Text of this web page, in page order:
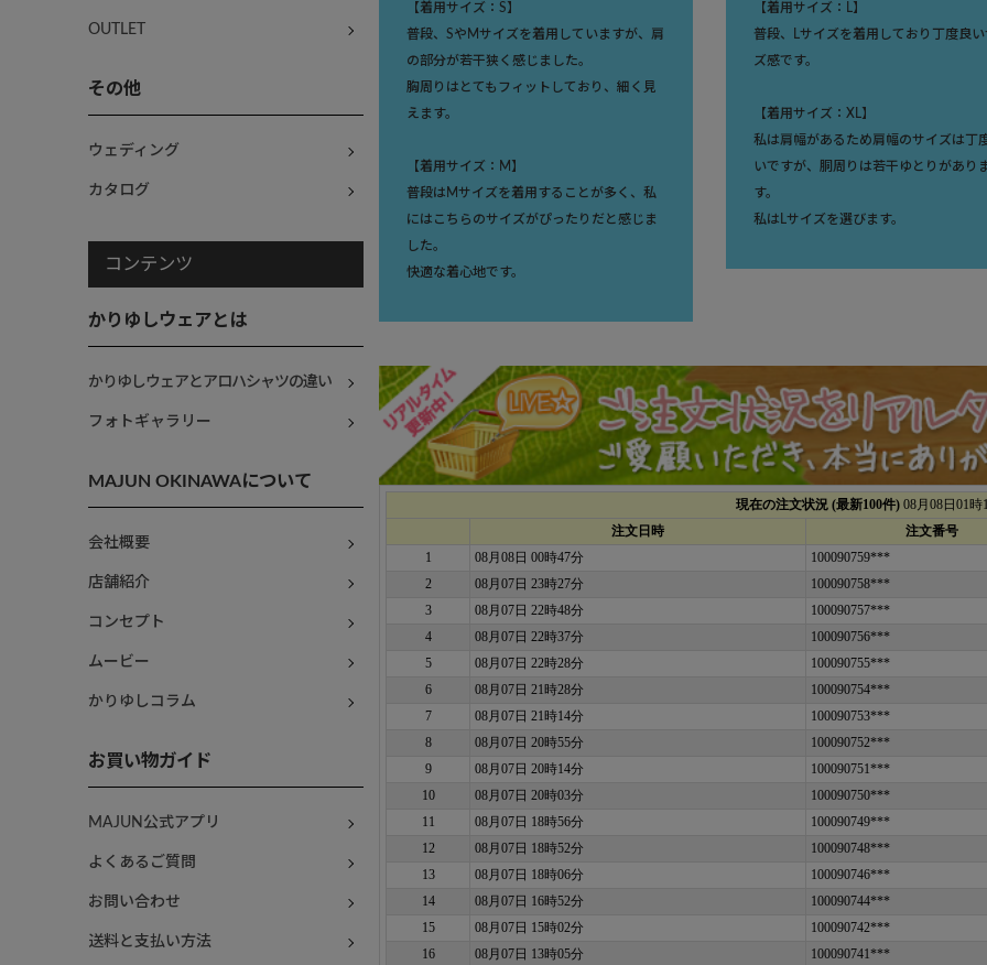
OUTLET
その他
ウェディング
カタログ
コンテンツ
かりゆしウェアとは
かりゆしウェアとアロハシャツの違い
フォトギャラリー
MAJUN OKINAWAについて
会社概要
店舗紹介
コンセプト
ムービー
かりゆしコラム
お買い物ガイド
MAJUN公式アプリ
よくあるご質問
お問い合わせ
送料と支払い方法
【着用サイズ：S】
普段、SやMサイズを着用していますが、肩
の部分が若干狭く感じました。
胸周りはとてもフィットしており、細く見
えます。
【着用サイズ：M】
普段はMサイズを着用することが多く、私
にはこちらのサイズがぴったりだと感じま
した。
快適な着心地です。
【着用サイズ：L】
普段、Lサイズを着用しており丁度良
ズ感です。
【着用サイズ：XL】
私は肩幅があるため肩幅のサイズは丁
いですが、胴周りは若干ゆとりがあり
す。
私はLサイズを選びます。